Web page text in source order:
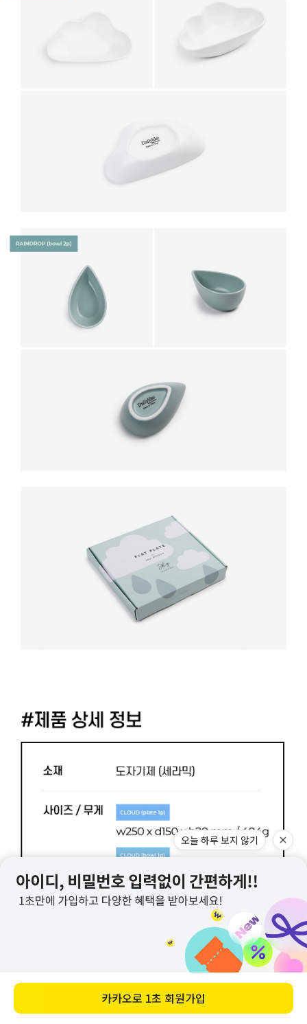
바로 구매하기
오늘 하루 보지 않기
카카오로 1초 회원가입